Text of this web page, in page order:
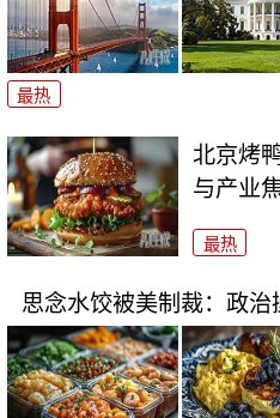
最热
北京烤
与产业
最热
思念水饺被美制裁：政治